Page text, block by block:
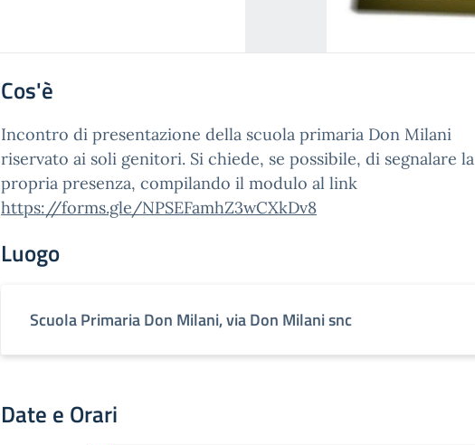
Cos'è
Incontro di presentazione della scuola primaria Don Milani
riservato ai soli genitori. Si chiede, se possibile, di segnalare la
propria presenza, compilando il modulo al link
https://forms.gle/NPSEFamhZ3wCXkDv8
Luogo
Scuola Primaria Don Milani, via Don Milani snc
Date e Orari